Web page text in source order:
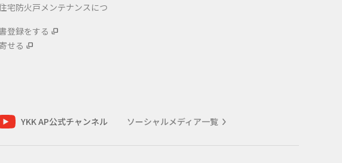
宅防火戸メンテナンスにつ
登録をする
せる
YKK AP公式チャンネル ソーシャルメディア一覧